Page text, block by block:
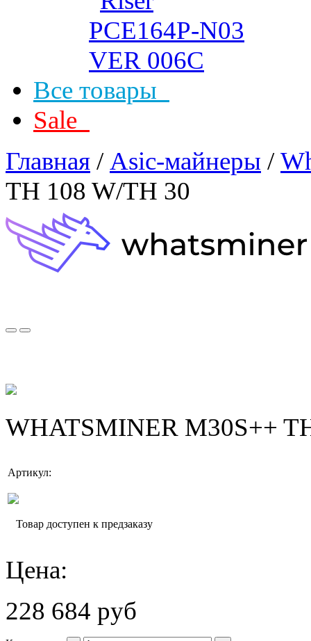
Все товары
Sale
Главная / Asic-майнеры /
TH 108 W/TH 30
WHATSMINER M30S++
Артикул:
Товар доступен к предзаказу
Цена:
228 684 руб